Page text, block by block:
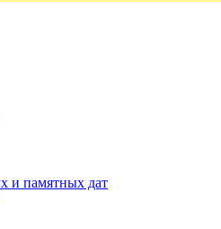
и памятных дат